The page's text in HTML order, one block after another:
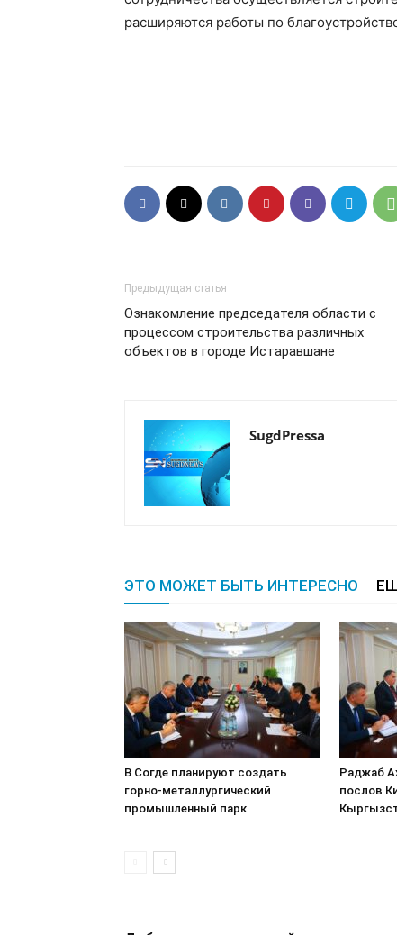
расширяются работы по
Предыдущая статья
Ознакомление председателя области с
процессом строительства различных
объектов в городе Истаравшане
SugdPressa
ЭТО МОЖЕТ БЫТЬ ИНТЕРЕСНО
В Согде планируют создать
горно-металлургический
промышленный парк
Раджаб
послов